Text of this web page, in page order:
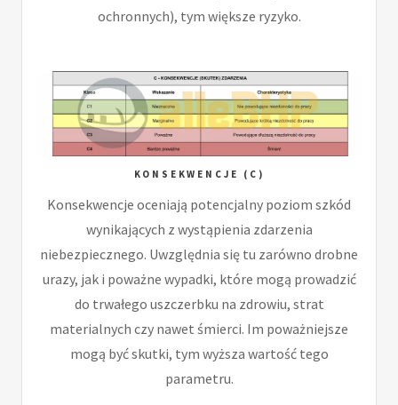
ochronnych), tym większe ryzyko.
KONSEKWENCJE (C)
Konsekwencje oceniają potencjalny poziom szkód
wynikających z wystąpienia zdarzenia
niebezpiecznego. Uwzględnia się tu zarówno drobne
urazy, jak i poważne wypadki, które mogą prowadzić
do trwałego uszczerbku na zdrowiu, strat
materialnych czy nawet śmierci. Im poważniejsze
mogą być skutki, tym wyższa wartość tego
parametru.